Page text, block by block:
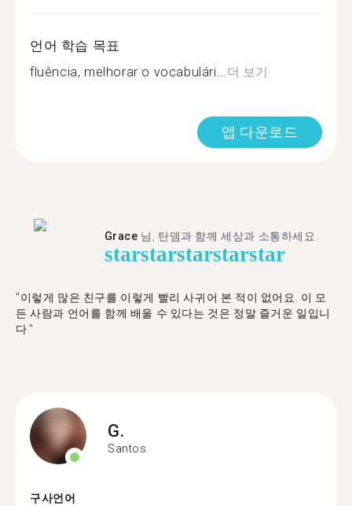
언어 학습 목표
fluência, melhorar o vocabulári...더 보기
앱 다운로드
Grace 님, 탄뎀과 함께 세상과 소통하세요.
starstarstarstarstar
"이렇게 많은 친구를 이렇게 빨리 사귀어 본 적이 없어요. 이 모
든 사람과 언어를 함께 배울 수 있다는 것은 정말 즐거운 일입니
다."
G.
Santos
구사언어